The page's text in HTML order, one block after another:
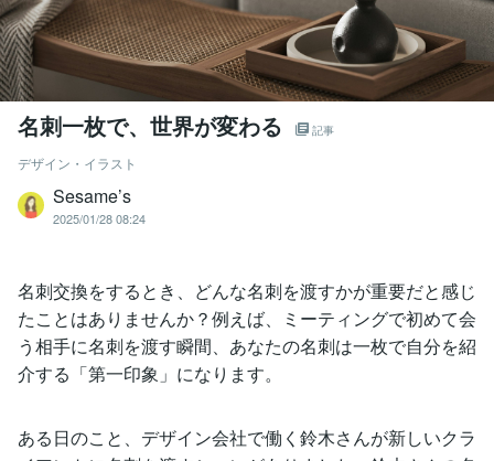
名刺一枚で、世界が変わる 記事
デザイン・イラスト
Sesame’s
2025/01/28 08:24
名刺交換をするとき、どんな名刺を渡すかが重要だと感じ
たことはありませんか？例えば、ミーティングで初めて会
う相手に名刺を渡す瞬間、あなたの名刺は一枚で自分を紹
介する「第一印象」になります。
ある日のこと、デザイン会社で働く鈴木さんが新しいクラ